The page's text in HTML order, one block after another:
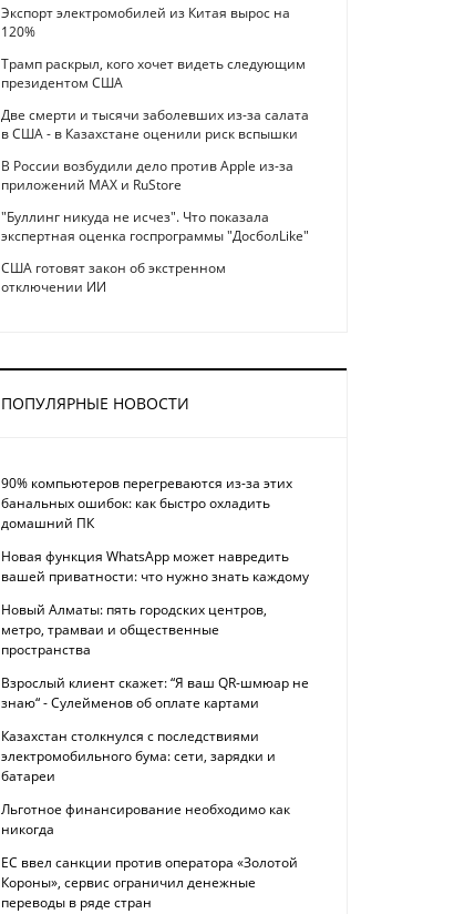
Экспорт электромобилей из Китая вырос на
120%
Трамп раскрыл, кого хочет видеть следующим
президентом США
Две смерти и тысячи заболевших из-за салата
в США - в Казахстане оценили риск вспышки
В России возбудили дело против Apple из-за
приложений MAX и RuStore
"Буллинг никуда не исчез". Что показала
экспертная оценка госпрограммы "ДосболLike"
США готовят закон об экстренном
отключении ИИ
ПОПУЛЯРНЫЕ НОВОСТИ
90% компьютеров перегреваются из-за этих
банальных ошибок: как быстро охладить
домашний ПК
Новая функция WhatsApp может навредить
вашей приватности: что нужно знать каждому
Новый Алматы: пять городских центров,
метро, трамваи и общественные
пространства
Взрослый клиент скажет: “Я ваш QR-шмюар не
знаю“ - Сулейменов об оплате картами
Казахстан столкнулся с последствиями
электромобильного бума: сети, зарядки и
батареи
Льготное финансирование необходимо как
никогда
ЕС ввел санкции против оператора «Золотой
Короны», сервис ограничил денежные
переводы в ряде стран